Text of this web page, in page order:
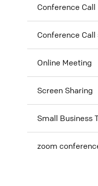
Conference Call
Conference
Online Meeting
Screen Sharing
Small Business
zoom